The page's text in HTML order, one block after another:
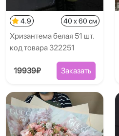
4.9 40 x 60 см
Хризантема белая 51 шт.
код товара 322251
19939₽ Заказать